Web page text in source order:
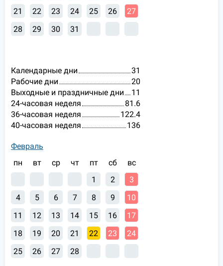
21
22 23 24 25 26
27
28
29 30 31
Календарные дни
31
Рабочие дни
20
Выходные и праздничные дни
11
24-часовая неделя
81.6
36-часовая неделя
122.4
40-часовая неделя
136
Февраль
пн
вт ср чт пт сб
вс
1
2
3
4
5 6 7 8 9
10
11
12 13 14 15 16
17
18
19 20 21 22 23
24
25
26 27 28